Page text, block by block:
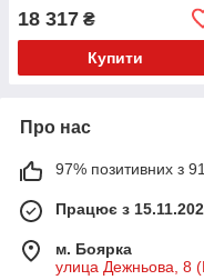
18 317 ₴
Купити
Про нас
97% позитивних з 91
Працює з
м. Боярка
улица Дежньова, 8